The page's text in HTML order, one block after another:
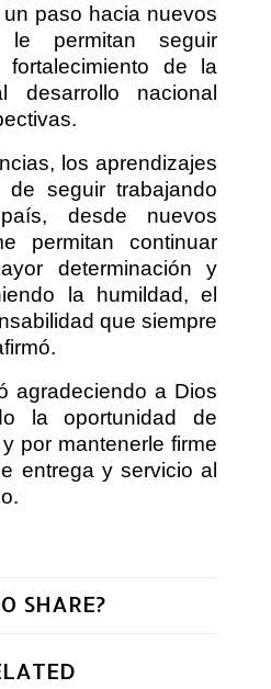
paso hacia nuevos
le permitan seguir
fortalecimiento de la
desarrollo nacional
los aprendizajes
seguir trabajando
desde nuevos
permitan continuar
determinación y
la humildad, el
que siempre
agradeciendo a Dios
la oportunidad de
por mantenerle firme
entrega y servicio al
SHARE?